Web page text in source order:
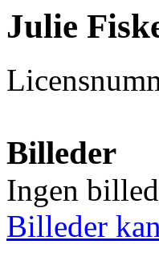
Julie
Billeder
Ingen
Billeder